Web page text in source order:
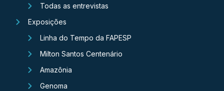
Todas as entrevistas
Exposições
Linha do Tempo da FAPESP
Milton Santos Centenário
Amazônia
Genoma